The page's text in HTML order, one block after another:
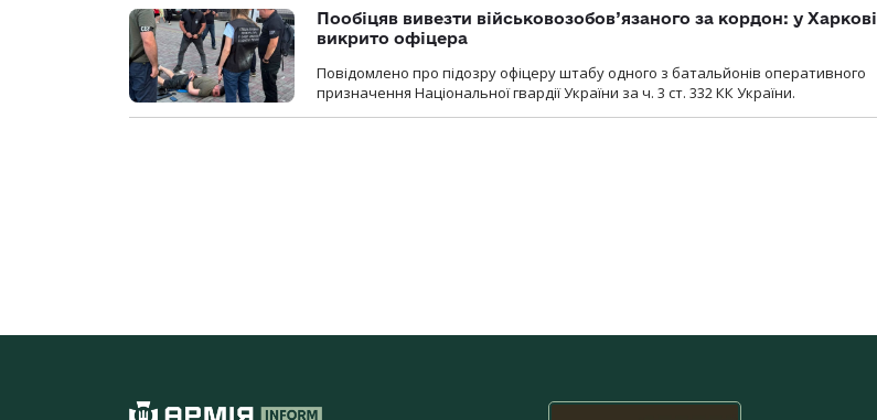
Пообіцяв вивезти військовозобов’язаного за кордон: у Харкові
викрито офіцера
Повідомлено про підозру офіцеру штабу одного з батальйонів оперативного
призначення Національної гвардії України за ч. 3 ст. 332 КК України.